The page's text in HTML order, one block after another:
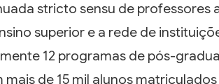
stricto sensu de professores
superior e a rede de
12 programas de pós-
de 15 mil alunos